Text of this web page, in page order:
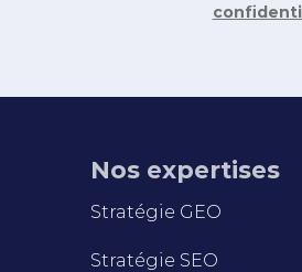
Nos expertises
Stratégie GEO
Stratégie SEO